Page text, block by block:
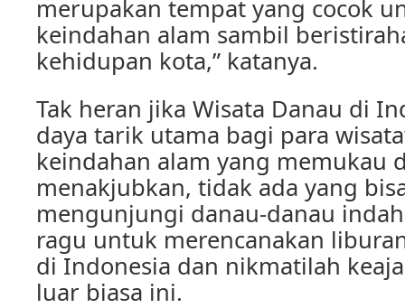
merupakan tempat yang cocok
keindahan alam sambil
kehidupan kota,” katanya.
Tak heran jika Wisata Danau di
daya tarik utama bagi para
keindahan alam yang memukau
menakjubkan, tidak ada yang
mengunjungi danau-danau
ragu untuk merencanakan
di Indonesia dan nikmatilah
luar biasa ini.